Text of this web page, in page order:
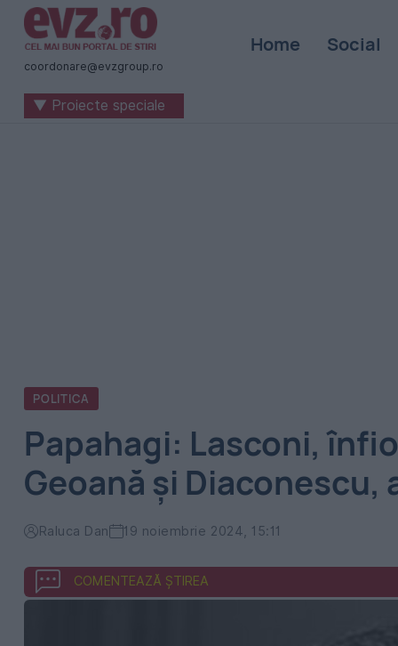
Știri
naționale
internaționale
coordonare@evzgroup.ro
Home Social
▼ Proiecte speciale
POLITICA
Papahagi: Lasconi,
Geoană și Diaconescu,
Raluca Dan 19 noiembrie 2024, 15:11
COMENTEAZĂ ȘTIREA